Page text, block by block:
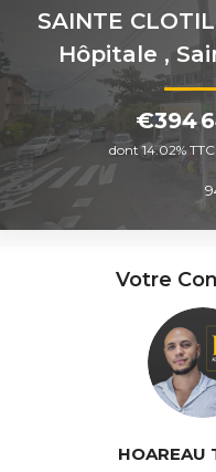
SAINTE
Hôpitale ,
€394
dont 14.02%
Votre